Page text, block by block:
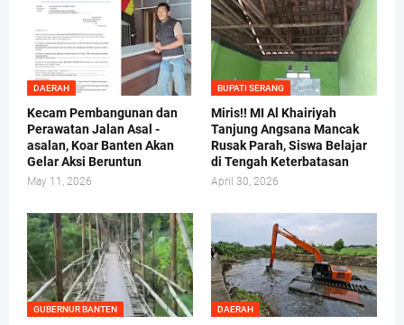
DAERAH
Kecam Pembangunan dan
Perawatan Jalan Asal -
asalan, Koar Banten Akan
Gelar Aksi Beruntun
May 11, 2026
BUPATI SERANG
Miris!! MI Al Khairiyah
Tanjung Angsana Mancak
Rusak Parah, Siswa Belajar
di Tengah Keterbatasan
April 30, 2026
GUBERNUR BANTEN DAERAH